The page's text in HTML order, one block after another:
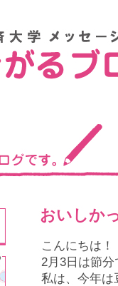
おいしか
こんにちは
2月 3 日は節
私は、今年は